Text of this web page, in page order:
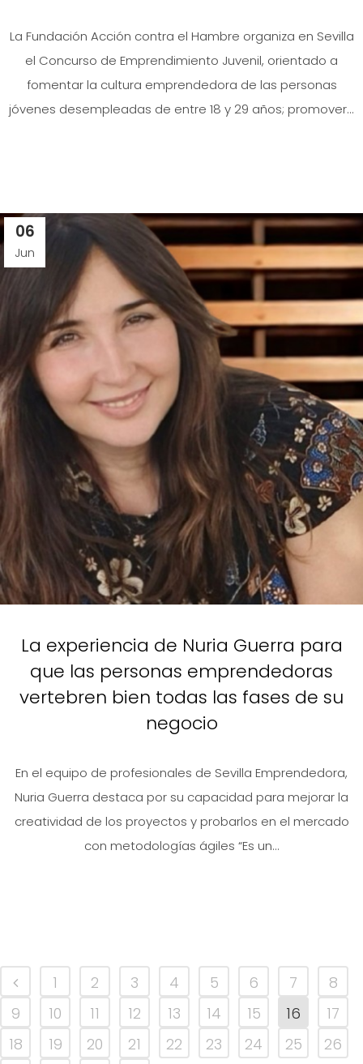
La Fundación Acción contra el Hambre organiza en Sevilla
el Concurso de Emprendimiento Juvenil, orientado a
fomentar la cultura emprendedora de las personas
jóvenes desempleadas de entre 18 y 29 años; promover...
06
Jun
La experiencia de Nuria Guerra para
que las personas emprendedoras
vertebren bien todas las fases de su
negocio
En el equipo de profesionales de Sevilla Emprendedora,
Nuria Guerra destaca por su capacidad para mejorar la
creatividad de los proyectos y probarlos en el mercado
con metodologías ágiles “Es un...
1 2 3 4 5 6 7
8
9
10 11 12 13 14 15 16
17
18
19 20 21 22 23 24 25 26